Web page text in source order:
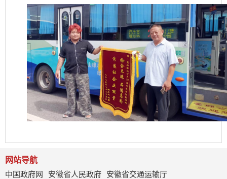
网站导航
中国政府网
安徽省人民政府
安徽省交通运输厅